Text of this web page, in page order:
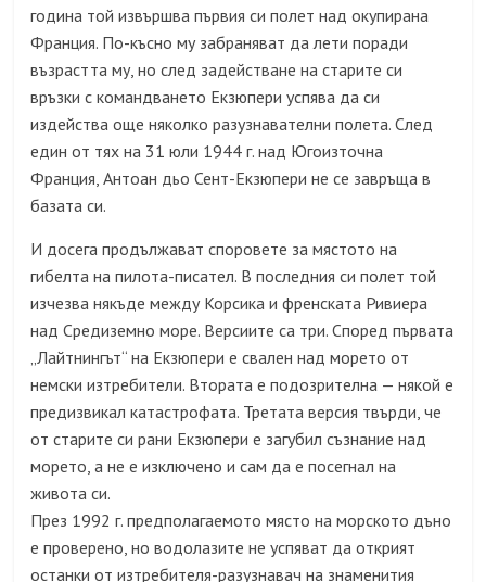
година той извършва първия си полет над окупирана
Франция. По-късно му забраняват да лети поради
възрастта му, но след задействане на старите си
връзки с командването Екзюпери успява да си
издейства още няколко разузнавателни полета. След
един от тях на 31 юли 1944 г. над Югоизточна
Франция, Антоан дьо Сент-Екзюпери не се завръща в
базата си.
И досега продължават споровете за мястото на
гибелта на пилота-писател. В последния си полет той
изчезва някъде между Корсика и френската Ривиера
над Средиземно море. Версиите са три. Според първата
„Лайтнингът“ на Екзюпери е свален над морето от
немски изтребители. Втората е подозрителна — някой е
предизвикал катастрофата. Третата версия твърди, че
от старите си рани Екзюпери е загубил съзнание над
морето, а не е изключено и сам да е посегнал на
живота си.
През 1992 г. предполагаемото място на морското дъно
е проверено, но водолазите не успяват да открият
останки от изтребителя-разузнавач на знаменития